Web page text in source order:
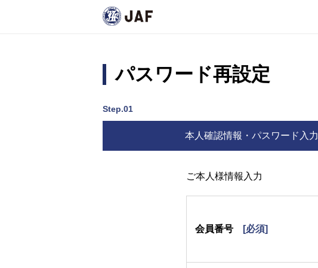
パスワード再設定
Step.01
本人確認情報・パスワード入力
ご本人様情報入力
会員番号 [必須]